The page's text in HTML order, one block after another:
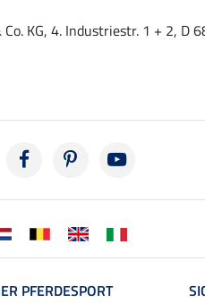
KG, 4. Industriestr. 1 + 2, D
PFERDESPORT